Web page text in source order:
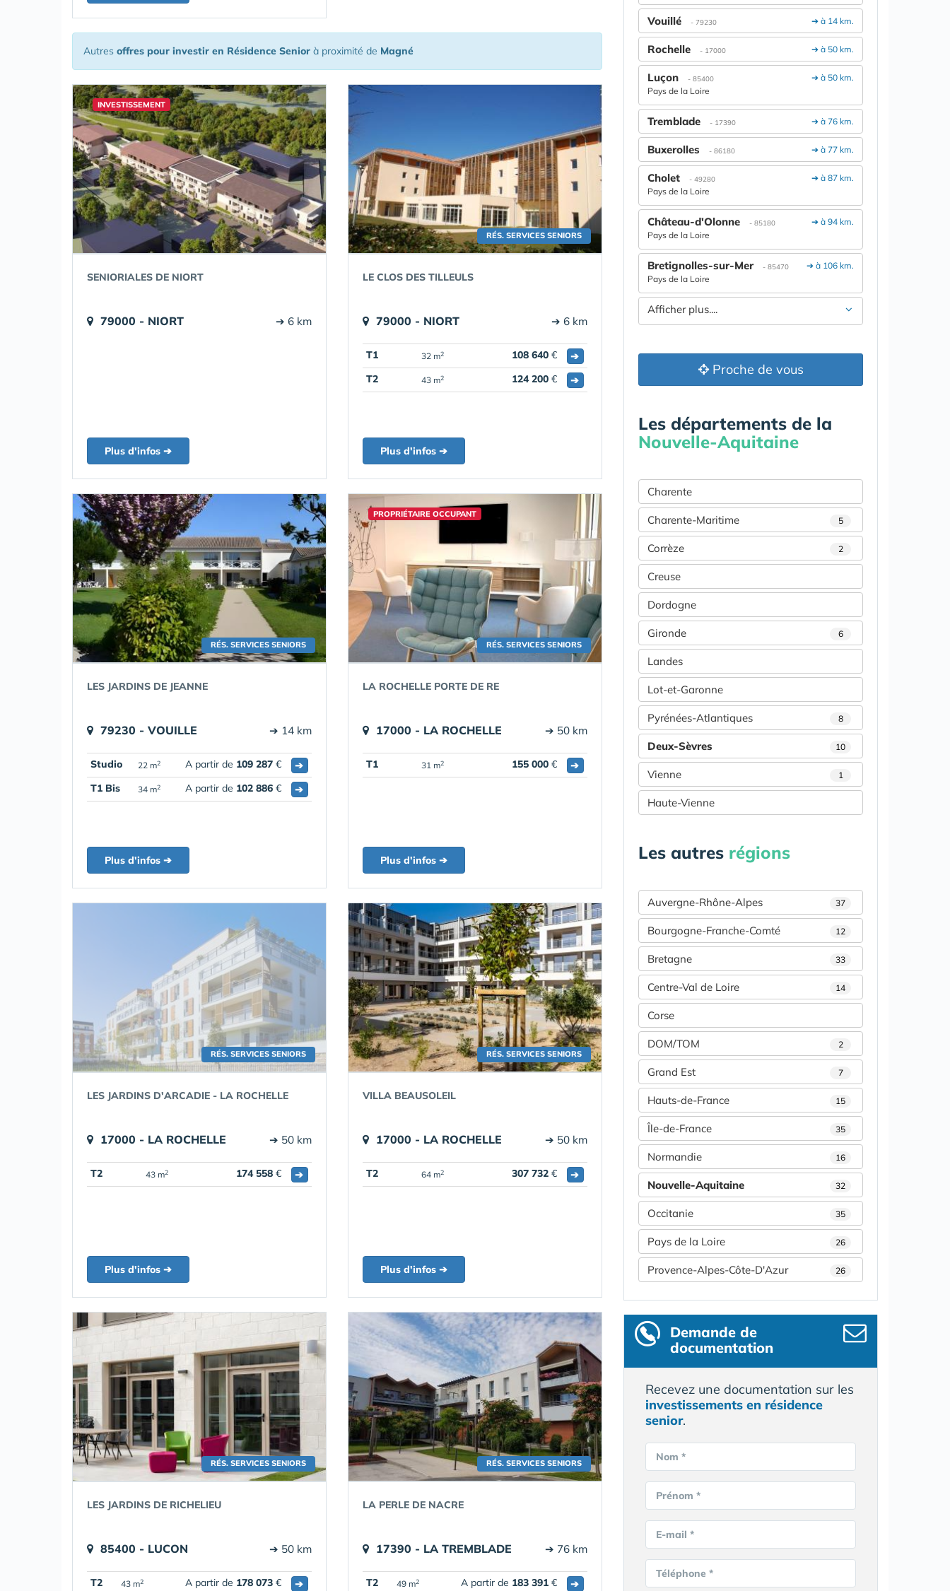
Autres offres pour investir en Résidence Senior à proximité de Magné
INVESTISSEMENT
SENIORIALES DE NIORT
79000 - NIORT ➔ 6 km
Plus d'infos ➔
RÉS. SERVICES SENIORS
LE CLOS DES TILLEULS
79000 - NIORT ➔ 6 km
T1 32 m2 108 640 €
➔
T2
43 m2 124 200 € ➔
Plus d'infos ➔
RÉS. SERVICES SENIORS
LES JARDINS DE JEANNE
79230 - VOUILLE ➔ 14 km
Studio 22 m2 A partir de 109 287 €
➔
T1 Bis
34 m2 A partir de 102 886 € ➔
Plus d'infos ➔
RÉS. SERVICES SENIORS
PROPRIÉTAIRE OCCUPANT
LA ROCHELLE PORTE DE RE
17000 - LA ROCHELLE ➔ 50 km
T1 31 m2 155 000 € ➔
Plus d'infos ➔
RÉS. SERVICES SENIORS
LES JARDINS D'ARCADIE - LA ROCHELLE
17000 - LA ROCHELLE ➔ 50 km
T2 43 m2 174 558 € ➔
Plus d'infos ➔
RÉS. SERVICES SENIORS
VILLA BEAUSOLEIL
17000 - LA ROCHELLE ➔ 50 km
T2 64 m2 307 732 € ➔
Plus d'infos ➔
RÉS. SERVICES SENIORS
LES JARDINS DE RICHELIEU
85400 - LUCON ➔ 50 km
T2 43 m2 A partir de 178 073 € ➔
RÉS. SERVICES SENIORS
LA PERLE DE NACRE
17390 - LA TREMBLADE ➔ 76 km
T2 49 m2 A partir de 183 391 € ➔
➔ à 14 km.
Vouillé - 79230
➔ à 50 km.
Rochelle - 17000
➔ à 50 km.
Luçon - 85400
Pays de la Loire
➔ à 76 km.
Tremblade - 17390
➔ à 77 km.
Buxerolles - 86180
➔ à 87 km.
Cholet - 49280
Pays de la Loire
➔ à 94 km.
Château-d'Olonne - 85180
Pays de la Loire
➔ à 106 km.
Bretignolles-sur-Mer - 85470
Pays de la Loire
Afficher plus....
Proche de vous
Les départements de la
Nouvelle-Aquitaine
Charente
Charente-Maritime 5
Corrèze 2
Creuse
Dordogne
Gironde 6
Landes
Lot-et-Garonne
Pyrénées-Atlantiques 8
Deux-Sèvres 10
Vienne 1
Haute-Vienne
Les autres régions
Auvergne-Rhône-Alpes 37
Bourgogne-Franche-Comté 12
Bretagne 33
Centre-Val de Loire 14
Corse
DOM/TOM 2
Grand Est 7
Hauts-de-France 15
Île-de-France 35
Normandie 16
Nouvelle-Aquitaine 32
Occitanie 35
Pays de la Loire 26
Provence-Alpes-Côte-D'Azur 26
Demande de
documentation
Recevez une documentation sur les
investissements en résidence
senior.
Nom *
Prénom *
E-mail *
Téléphone *